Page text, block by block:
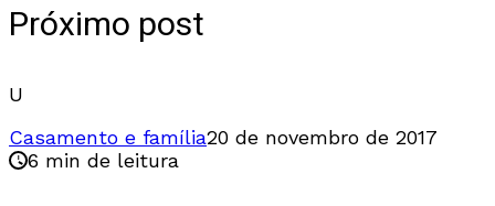
Próximo post
U
Casamento e família20 de novembro de 2017
6 min de leitura